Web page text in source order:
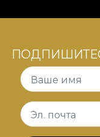
Ваше имя
Эл. почта